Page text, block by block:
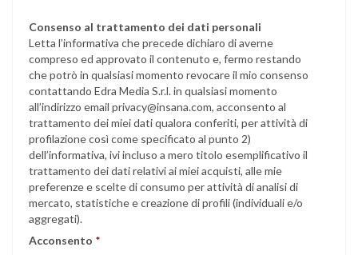
Consenso al trattamento dei dati personali
Letta l’informativa che precede dichiaro di averne
compreso ed approvato il contenuto e, fermo restando
che potrò in qualsiasi momento revocare il mio consenso
contattando Edra Media S.r.l. in qualsiasi momento
all’indirizzo email privacy@insana.com, acconsento al
trattamento dei miei dati qualora conferiti, per attività di
profilazione così come specificato al punto 2)
dell’informativa, ivi incluso a mero titolo esemplificativo il
trattamento dei dati relativi ai miei acquisti, alle mie
preferenze e scelte di consumo per attività di analisi di
mercato, statistiche e creazione di profili (individuali e/o
aggregati).
Acconsento *